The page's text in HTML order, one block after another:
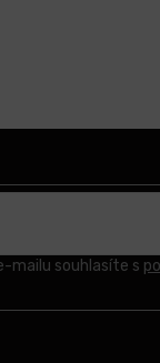
mailu souhlasíte s